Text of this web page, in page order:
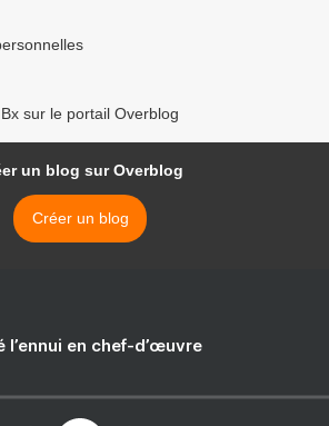
sur le portail Overblog
un blog sur Overblog
Créer un blog
en chef-d’œuvre